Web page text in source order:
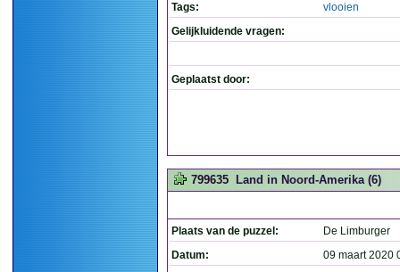
Tags:
vlooien
Gelijkluidende vragen:
Geplaatst door:
799635 Land in Noord-Amerika (6)
Plaats van de puzzel:
De Limburger
Datum:
09 maart 2020